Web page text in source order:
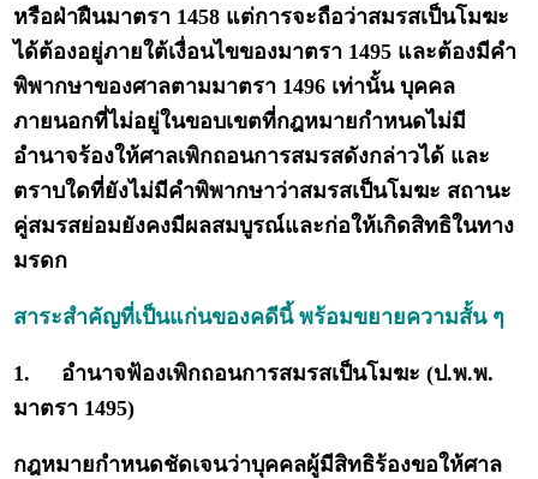
หรือฝ่าฝืนมาตรา 1458 แต่การจะถือว่าสมรสเป็นโมฆะ
ได้ต้องอยู่ภายใต้เงื่อนไขของมาตรา 1495 และต้องมีคำ
พิพากษาของศาลตามมาตรา 1496 เท่านั้น บุคคล
ภายนอกที่ไม่อยู่ในขอบเขตที่กฎหมายกำหนดไม่มี
อำนาจร้องให้ศาลเพิกถอนการสมรสดังกล่าวได้ และ
ตราบใดที่ยังไม่มีคำพิพากษาว่าสมรสเป็นโมฆะ สถานะ
คู่สมรสย่อมยังคงมีผลสมบูรณ์และก่อให้เกิดสิทธิในทาง
มรดก
สาระสำคัญที่เป็นแก่นของคดีนี้ พร้อมขยายความสั้น ๆ
1.
อำนาจฟ้องเพิกถอนการสมรสเป็นโมฆะ (ป.พ.พ.
มาตรา 1495)
กฎหมายกำหนดชัดเจนว่าบุคคลผู้มีสิทธิร้องขอให้ศาล